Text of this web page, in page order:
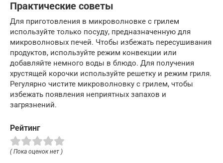
Практические советы
Для приготовления в микроволновке с грилем
используйте только посуду, предназначенную для
микроволновых печей. Чтобы избежать пересушивания
продуктов, используйте режим конвекции или
добавляйте немного воды в блюдо. Для получения
хрустящей корочки используйте решетку и режим гриля.
Регулярно чистите микроволновку с грилем, чтобы
избежать появления неприятных запахов и
загрязнений.
Рейтинг
( Пока оценок нет )